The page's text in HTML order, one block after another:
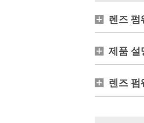
렌즈 펌
제품 설
렌즈 펌